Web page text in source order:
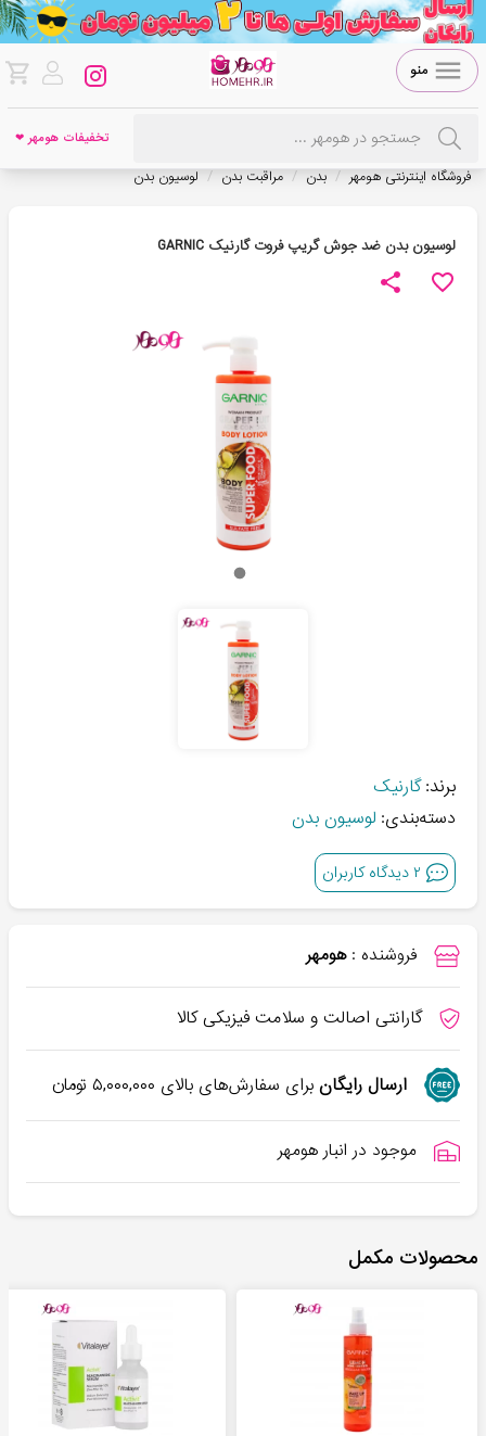
منو
تخفیفات هومهر ❤
فروشگاه اینترنتی هومهر / بدن / مراقبت بدن / لوسیون بدن
لوسیون بدن ضد جوش گریپ فروت گارنیک GARNIC
برند: گارنیک
دسته‌بندی: لوسیون بدن
۲دیدگاه کاربران
فروشنده : هومهر
گارانتی اصالت و سلامت فیزیکی کالا
ارسال رایگانبرای سفارش‌های بالای ۵,۰۰۰,۰۰۰تومان
موجود در انبار هومهر
محصولات مکمل